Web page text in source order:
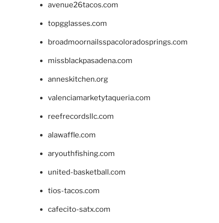
avenue26tacos.com
topgglasses.com
broadmoornailsspacoloradosprings.com
missblackpasadena.com
anneskitchen.org
valenciamarketytaqueria.com
reefrecordsllc.com
alawaffle.com
aryouthfishing.com
united-basketball.com
tios-tacos.com
cafecito-satx.com